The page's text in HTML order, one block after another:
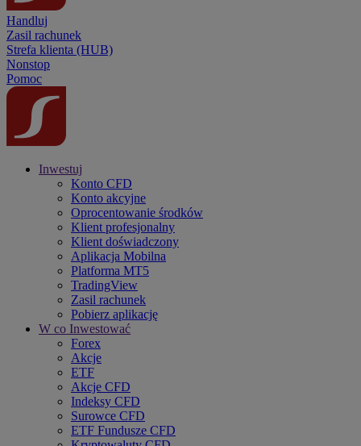
Handluj
Zasil rachunek
Strefa klienta (HUB)
Nonstop
Pomoc
Inwestuj
Konto CFD
Konto akcyjne
Oprocentowanie środków
Klient profesjonalny
Klient doświadczony
Aplikacja Mobilna
Platforma MT5
TradingView
Zasil rachunek
Pobierz aplikację
W co Inwestować
Forex
Akcje
ETF
Akcje CFD
Indeksy CFD
Surowce CFD
ETF Fundusze CFD